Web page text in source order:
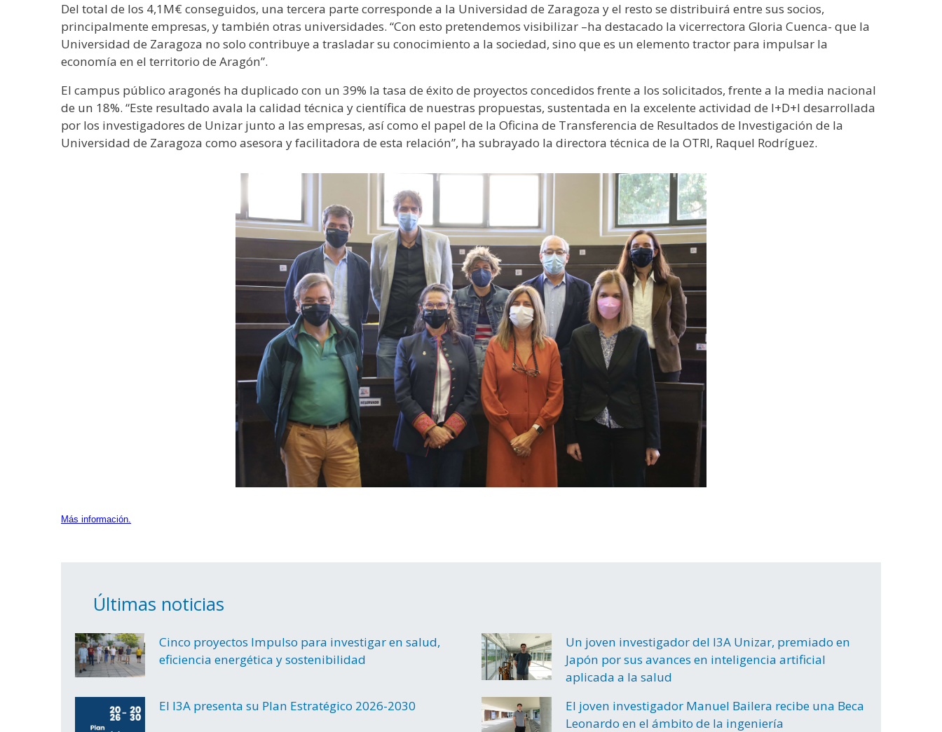
Del total de los 4,1M€ conseguidos, una tercera parte corresponde a la Universidad de Zaragoza y el resto se distribuirá entre sus socios,
principalmente empresas, y también otras universidades. “Con esto pretendemos visibilizar –ha destacado la vicerrectora Gloria Cuenca- que la
Universidad de Zaragoza no solo contribuye a trasladar su conocimiento a la sociedad, sino que es un elemento tractor para impulsar la
economía en el territorio de Aragón”.
El campus público aragonés ha duplicado con un 39% la tasa de éxito de proyectos concedidos frente a los solicitados, frente a la media nacional
de un 18%. “Este resultado avala la calidad técnica y científica de nuestras propuestas, sustentada en la excelente actividad de I+D+I desarrollada
por los investigadores de Unizar junto a las empresas, así como el papel de la Oficina de Transferencia de Resultados de Investigación de la
Universidad de Zaragoza como asesora y facilitadora de esta relación”, ha subrayado la directora técnica de la OTRI, Raquel Rodríguez.
Más información.
Últimas noticias
Cinco proyectos Impulso para investigar en salud,
eficiencia energética y sostenibilidad
Un joven investigador del I3A Unizar, premiado en
Japón por sus avances en inteligencia artificial
aplicada a la salud
El I3A presenta su Plan Estratégico 2026-2030
El joven investigador Manuel Bailera recibe una Beca
Leonardo en el ámbito de la ingeniería